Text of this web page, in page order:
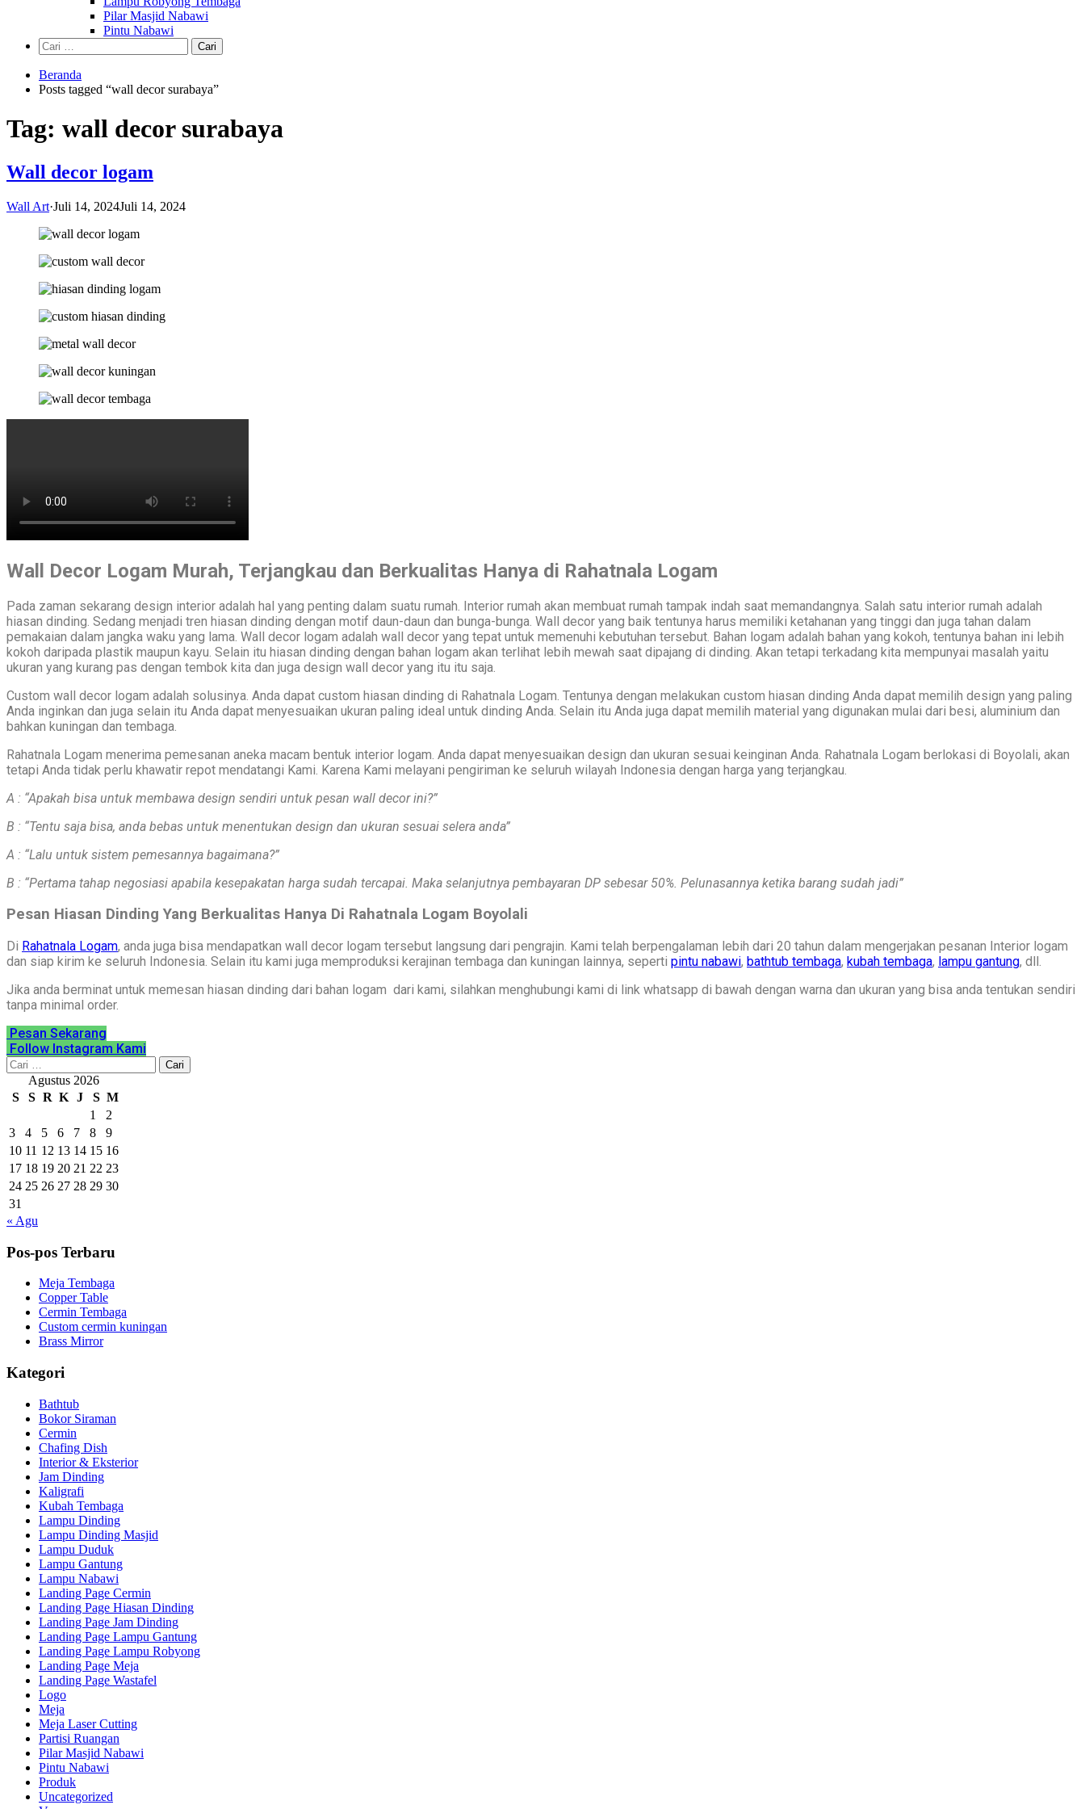
Pilar Masjid Nabawi
Pintu Nabawi
Cari
untuk:
Beranda
Posts tagged “wall decor surabaya”
Tag: wall decor surabaya
Wall decor logam
Wall Art·Juli 14, 2024Juli 14, 2024
Wall Decor Logam Murah, Terjangkau dan Berkualitas Hanya di Rahatnala Logam
Pada zaman sekarang design interior adalah hal yang penting dalam suatu rumah. Interior rumah akan membuat rumah tampak indah saat memandangnya. Salah satu interior rumah adalah
hiasan dinding. Sedang menjadi tren hiasan dinding dengan motif daun-daun dan bunga-bunga. Wall decor yang baik tentunya harus memiliki ketahanan yang tinggi dan juga tahan dalam
pemakaian dalam jangka waku yang lama. Wall decor logam adalah wall decor yang tepat untuk memenuhi kebutuhan tersebut. Bahan logam adalah bahan yang kokoh, tentunya bahan ini lebih
kokoh daripada plastik maupun kayu. Selain itu hiasan dinding dengan bahan logam akan terlihat lebih mewah saat dipajang di dinding. Akan tetapi terkadang kita mempunyai masalah yaitu
ukuran yang kurang pas dengan tembok kita dan juga design wall decor yang itu itu saja.
Custom wall decor logam adalah solusinya. Anda dapat custom hiasan dinding di Rahatnala Logam. Tentunya dengan melakukan custom hiasan dinding Anda dapat memilih design yang paling
Anda inginkan dan juga selain itu Anda dapat menyesuaikan ukuran paling ideal untuk dinding Anda. Selain itu Anda juga dapat memilih material yang digunakan mulai dari besi, aluminium dan
bahkan kuningan dan tembaga.
Rahatnala Logam menerima pemesanan aneka macam bentuk interior logam. Anda dapat menyesuaikan design dan ukuran sesuai keinginan Anda. Rahatnala Logam berlokasi di Boyolali, akan
tetapi Anda tidak perlu khawatir repot mendatangi Kami. Karena Kami melayani pengiriman ke seluruh wilayah Indonesia dengan harga yang terjangkau.
A : “Apakah bisa untuk membawa design sendiri untuk pesan wall decor ini?”
B : “Tentu saja bisa, anda bebas untuk menentukan design dan ukuran sesuai selera anda”
A : “Lalu untuk sistem pemesannya bagaimana?”
B : “Pertama tahap negosiasi apabila kesepakatan harga sudah tercapai. Maka selanjutnya pembayaran DP sebesar 50%. Pelunasannya ketika barang sudah jadi”
Pesan Hiasan Dinding Yang Berkualitas Hanya Di Rahatnala Logam Boyolali
Di Rahatnala Logam, anda juga bisa mendapatkan wall decor logam tersebut langsung dari pengrajin. Kami telah berpengalaman lebih dari 20 tahun dalam mengerjakan pesanan Interior logam
dan siap kirim ke seluruh Indonesia. Selain itu kami juga memproduksi kerajinan tembaga dan kuningan lainnya, seperti pintu nabawi, bathtub tembaga, kubah tembaga, lampu gantung, dll.
Jika anda berminat untuk memesan hiasan dinding dari bahan logam dari kami, silahkan menghubungi kami di link whatsapp di bawah dengan warna dan ukuran yang bisa anda tentukan sendiri
tanpa minimal order.
Pesan Sekarang
Follow Instagram Kami
Cari
untuk:Agustus 2026
S
S R K J S M
1
2
3
4 5 6 7 8
9
10 11 12 13 14 15 16
17 18 19 20 21 22 23
24 25 26 27 28 29 30
31
« Agu
Pos-pos Terbaru
Meja Tembaga
Copper Table
Cermin Tembaga
Custom cermin kuningan
Brass Mirror
Kategori
Bathtub
Bokor Siraman
Cermin
Chafing Dish
Interior & Eksterior
Jam Dinding
Kaligrafi
Kubah Tembaga
Lampu Dinding
Lampu Dinding Masjid
Lampu Duduk
Lampu Gantung
Lampu Nabawi
Landing Page Cermin
Landing Page Hiasan Dinding
Landing Page Jam Dinding
Landing Page Lampu Gantung
Landing Page Lampu Robyong
Landing Page Meja
Landing Page Wastafel
Logo
Meja
Meja Laser Cutting
Partisi Ruangan
Pilar Masjid Nabawi
Pintu Nabawi
Produk
Uncategorized